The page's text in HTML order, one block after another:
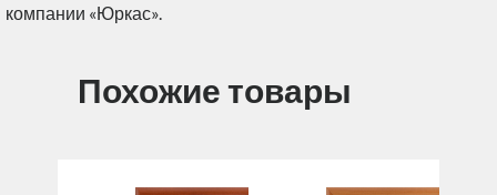
компании «Юркас».
Похожие товары